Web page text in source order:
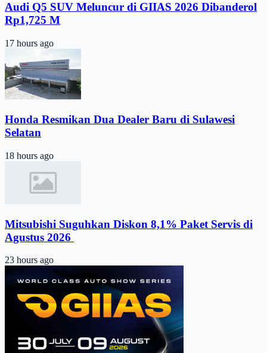
Audi Q5 SUV Meluncur di GIIAS 2026 Dibanderol
Rp1,725 M
17 hours ago
Honda Resmikan Dua Dealer Baru di Sulawesi
Selatan
18 hours ago
Mitsubishi Suguhkan Diskon 8,1% Paket Servis di
Agustus 2026 ​
23 hours ago